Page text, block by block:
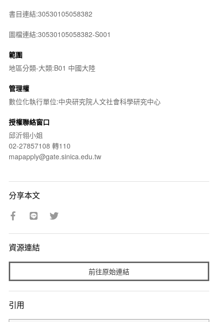
書目連結:30530105058382
圖檔連結:30530105058382-S001
範圍
地區分類-大類:B01 中國大陸
管理權
數位化執行單位:中央研究院人文社會科學研究中心
授權聯絡窗口
邱沂翎小姐
02-27857108 轉110
mapapply@gate.sinica.edu.tw
分享本文
資源連結
前往原始連結
引用